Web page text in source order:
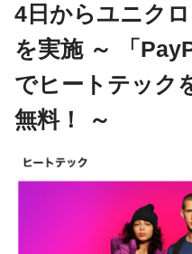
4日からユニク
を実施 ～ 「
でヒートテック
無料！ ～